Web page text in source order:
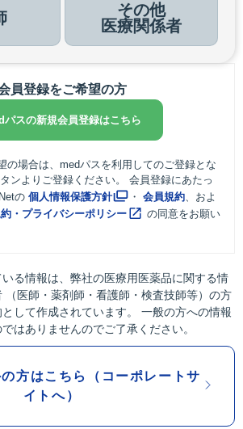
その他
医療関係者
員登録をご希望の方
パスの新規会員登録はこちら
の場合は、medパスを利用してのご登録とな
ンよりご登録ください。 会員登録にあたっ
の 個人情報保護方針 ・ 会員規約、およ
・プライバシーポリシー
の同意をお願い
る情報は、弊社の医療用医薬品に関する情
（医師・薬剤師・看護師・検査技師等）の方
して作成されています。 一般の方への情報
はありませんのでご了承ください。
方はこちら（コーポレートサ
イトへ）